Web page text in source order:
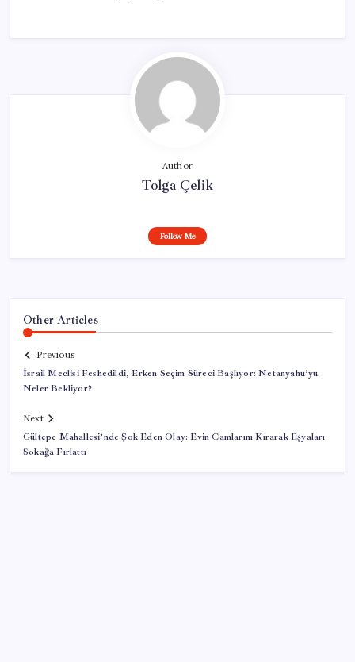
Author
Tolga Çelik
Follow Me
Other Articles
Previous
İsrail Meclisi Feshedildi, Erken Seçim Süreci Başlıyor: Netanyahu’yu
Neler Bekliyor?
Next
Gültepe Mahallesi’nde Şok Eden Olay: Evin Camlarını Kırarak Eşyaları
Sokağa Fırlattı